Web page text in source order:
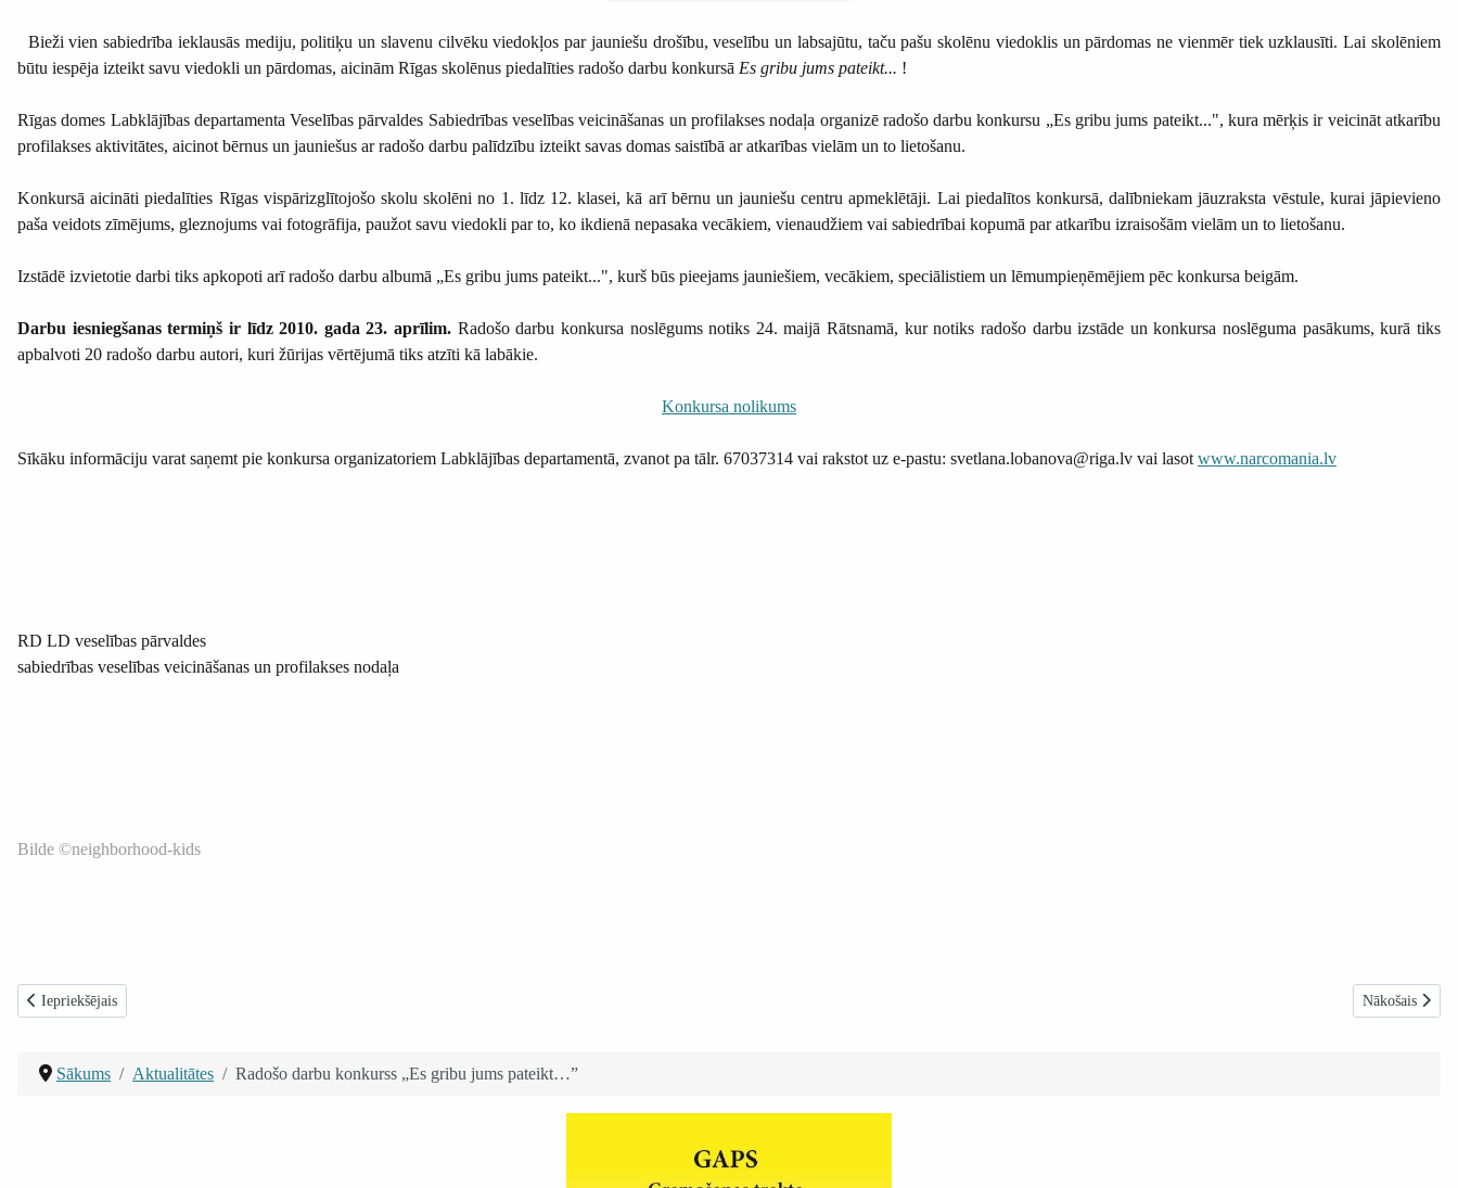
Bieži vien sabiedrība ieklausās mediju, politiķu un slavenu cilvēku viedokļos par jauniešu drošību, veselību un labsajūtu, taču pašu skolēnu viedoklis un pārdomas ne vienmēr tiek uzklausīti. Lai skolēniem
būtu iespēja izteikt savu viedokli un pārdomas, aicinām Rīgas skolēnus piedalīties radošo darbu konkursā Es gribu jums pateikt... !
Rīgas domes Labklājības departamenta Veselības pārvaldes Sabiedrības veselības veicināšanas un profilakses nodaļa organizē radošo darbu konkursu „Es gribu jums pateikt...", kura mērķis ir veicināt atkarību
profilakses aktivitātes, aicinot bērnus un jauniešus ar radošo darbu palīdzību izteikt savas domas saistībā ar atkarības vielām un to lietošanu.
Konkursā aicināti piedalīties Rīgas vispārizglītojošo skolu skolēni no 1. līdz 12. klasei, kā arī bērnu un jauniešu centru apmeklētāji. Lai piedalītos konkursā, dalībniekam jāuzraksta vēstule, kurai jāpievieno
paša veidots zīmējums, gleznojums vai fotogrāfija, paužot savu viedokli par to, ko ikdienā nepasaka vecākiem, vienaudžiem vai sabiedrībai kopumā par atkarību izraisošām vielām un to lietošanu.
Izstādē izvietotie darbi tiks apkopoti arī radošo darbu albumā „Es gribu jums pateikt...", kurš būs pieejams jauniešiem, vecākiem, speciālistiem un lēmumpieņēmējiem pēc konkursa beigām.
Darbu iesniegšanas termiņš ir līdz 2010. gada 23. aprīlim. Radošo darbu konkursa noslēgums notiks 24. maijā Rātsnamā, kur notiks radošo darbu izstāde un konkursa noslēguma pasākums, kurā tiks
apbalvoti 20 radošo darbu autori, kuri žūrijas vērtējumā tiks atzīti kā labākie.
Konkursa nolikums
Sīkāku informāciju varat saņemt pie konkursa organizatoriem Labklājības departamentā, zvanot pa tālr. 67037314 vai rakstot uz e-pastu: svetlana.lobanova@riga.lv vai lasot www.narcomania.lv
RD LD veselības pārvaldes
sabiedrības veselības veicināšanas un profilakses nodaļa
Bilde ©neighborhood-kids
Iepriekšējais raksts: Uzticības svētceļojums - Taize 2010
Iepriekšējais Nākamais
Nākošais
Sākums Aktualitātes Radošo darbu konkurss „Es gribu jums pateikt…”